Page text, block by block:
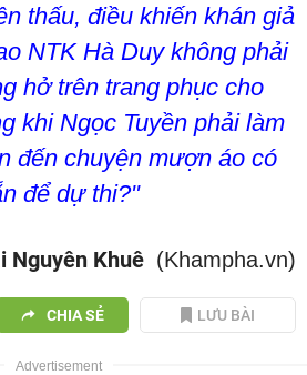
thấu, điều khiến khán giả
NTK Hà Duy không phải
hở trên trang phục cho
khi Ngọc Tuyền phải làm
đến chuyện mượn áo có
để dự thi?"
Nguyên Khuê (Khampha.vn)
CHIA SẺ LƯU BÀI